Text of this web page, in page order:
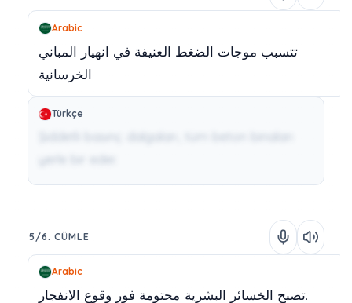
Arabic
تتسبب موجات الضغط العنيفة في انهيار المباني
الخرسانية.
Türkçe
yerle bir eder.
5/6. CÜMLE
Arabic
تصبح الخسائر البشرية محتومة فور وقوع الانفجار.